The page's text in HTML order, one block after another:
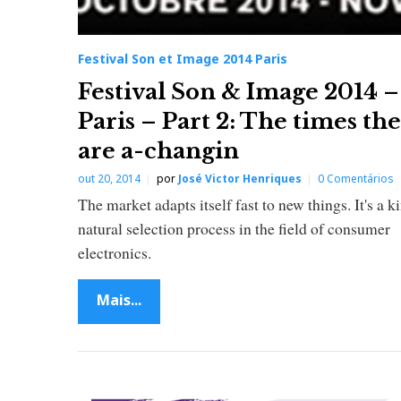
0
1
4
P
a
r
s
Festival Son et Image 2014 Paris
Festival Son & Image 2014 –
Paris – Part 2: The times
are a-changin
out 20, 2014 por José Victor Henriques 0 Comentários
The market adapts itself fast to new things. It's a
natural selection process in the field of consumer
electronics.
Mais...